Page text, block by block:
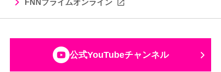
FNNプライムオンライン
公式YouTubeチャンネル